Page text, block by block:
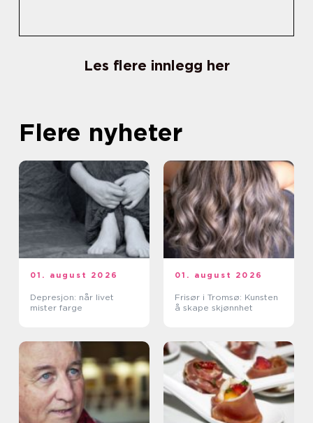
Les flere innlegg her
Flere nyheter
01. august 2026
Depresjon: når livet
mister farge
01. august 2026
Frisør i Tromsø: Kunsten
å skape skjønnhet